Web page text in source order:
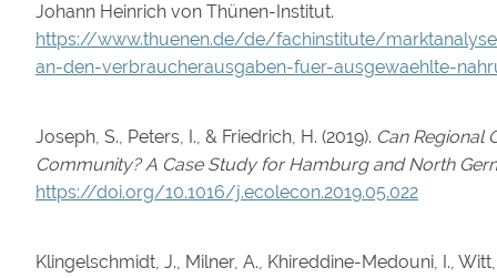
Johann Heinrich von Thünen-Institut.
https://www.thuenen.de/de/fachinstitute/
an-den-verbraucherausgaben-fuer-ausgewaehlte-
Joseph, S., Peters, I., & Friedrich, H. (2019). Can Regional
Community? A Case Study for Hamburg and North
https://doi.org/10.1016/j.ecolecon.2019.05.022
Klingelschmidt, J., Milner, A., Khireddine-Medouni, I.,